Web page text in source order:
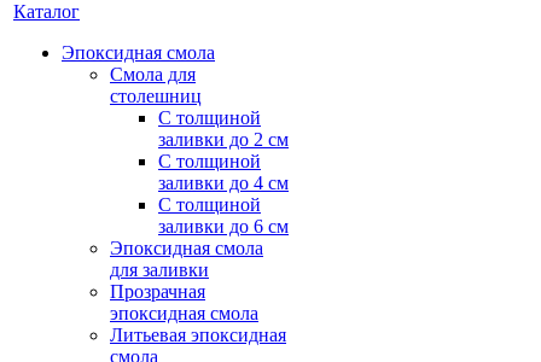
Каталог
Эпоксидная смола
Смола для
столешниц
С толщиной
заливки до 2 см
С толщиной
заливки до 4 см
С толщиной
заливки до 6 см
Эпоксидная смола
для заливки
Прозрачная
эпоксидная смола
Литьевая эпоксидная
смола